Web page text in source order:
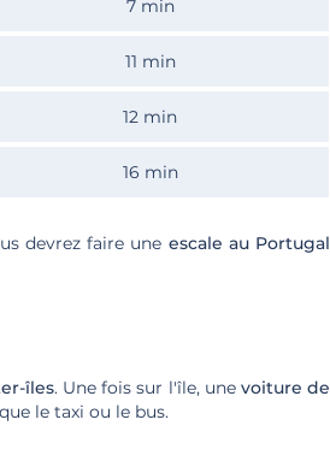
7 min
11 min
12 min
16 min
devrez faire une escale au Portugal
îles. Une fois sur l'île, une voiture de
le taxi ou le bus.